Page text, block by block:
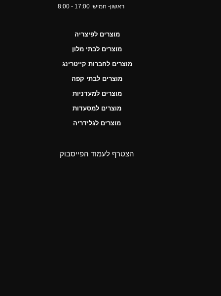
ראשון- חמישי 17:00 - 8:00
מוצרים לפיצריה
מוצרים לבתי מלון
מוצרים לחברות קייטרינג
מוצרים לבתי קפה
מוצרים למעדניות
מוצרים למסעדות
מוצרים לגלידריה
הצטרף לעמוד הפייסבוק